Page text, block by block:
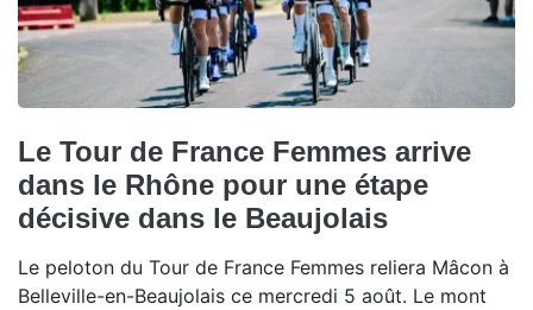
Le Tour de France Femmes arrive
dans le Rhône pour une étape
décisive dans le Beaujolais
Le peloton du Tour de France Femmes reliera Mâcon à
Belleville-en-Beaujolais ce mercredi 5 août. Le mont